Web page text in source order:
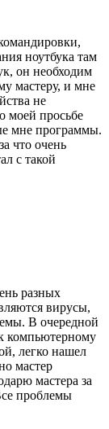
ноутбука там
он необходим
мастеру, и мне
не
моей просьбе
мне программы.
что очень
с такой
разных
вирусы,
В очередной
к компьютерному
легко нашел
мастер
мастера за
проблемы